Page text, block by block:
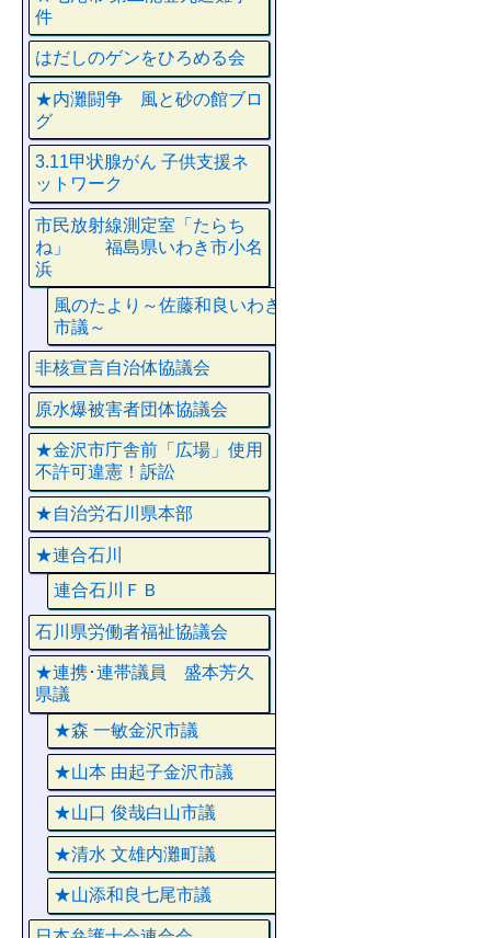
件
はだしのゲンをひろめる会
★内灘闘争 風と砂の館ブロ
グ
3.11甲状腺がん 子供支援ネ
ットワーク
市民放射線測定室「たらち
ね」 福島県いわき市小名
浜
風のたより～佐藤和良いわき
市議～
非核宣言自治体協議会
原水爆被害者団体協議会
★金沢市庁舎前「広場」使用
不許可違憲！訴訟
★自治労石川県本部
★連合石川
連合石川ＦＢ
石川県労働者福祉協議会
★連携･連帯議員 盛本芳久
県議
★森 一敏金沢市議
★山本 由起子金沢市議
★山口 俊哉白山市議
★清水 文雄内灘町議
★山添和良七尾市議